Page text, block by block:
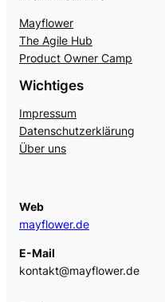
Mayflower
The Agile Hub
Product Owner Camp
Wichtiges
Impressum
Datenschutzerklärung
Über uns
Web
mayflower.de
E-Mail
kontakt@mayflower.de